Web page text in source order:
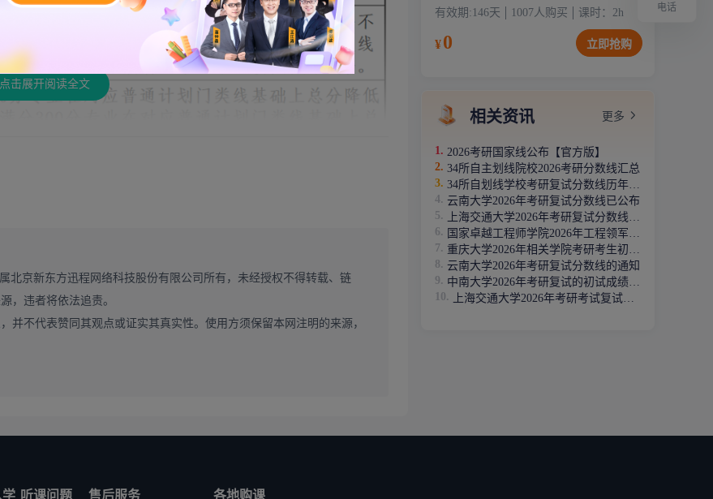
单位各学科专业考生进入复试的初试成绩要求（专业分数线）。
点击展开阅读全文
北京新东方迅程网络科技股份有限公司所有，未经授权不得转载、链
，违者将依法追责。
并不代表赞同其观点或证实其真实性。使用方须保留本网注明的来源，
有效期: 146天 1007人购买 课时： 2 h
¥0 立即抢购
相关资讯 更多
2026考研国家线公布【官方版】
34所自主划线院校2026考研分数线汇总
34所自划线学校考研复试分数线历年汇总(2020年-2025年)
云南大学2026年考研复试分数线已公布
上海交通大学2026年考研复试分数线已公布
国家卓越工程师学院2026年工程领军专项复试成绩公布
重庆大学2026年相关学院考研考生初试合格分数线（二次划线
云南大学2026年考研复试分数线的通知
中南大学2026年考研复试的初试成绩基本要求
上海交通大学2026年考研考试复试基本分数线
学 听课问题 售后服务 各地购课
电话